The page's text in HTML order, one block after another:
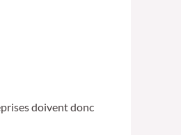
doivent donc